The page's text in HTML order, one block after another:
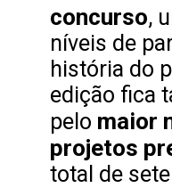
concurso,
níveis de
história do
edição fica
pelo maior
projetos
total de